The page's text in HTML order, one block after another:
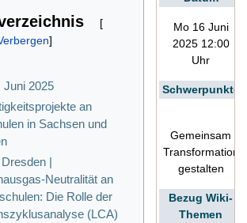
Mo 16 Juni
2025 12:00
Uhr
Schwerpunkte
Gemeinsam
Transformation
gestalten
Bezug Wiki-
Themen
Juni 2025
an
in Sachsen und
|
Neutralität an
Die Rolle der
(LCA)